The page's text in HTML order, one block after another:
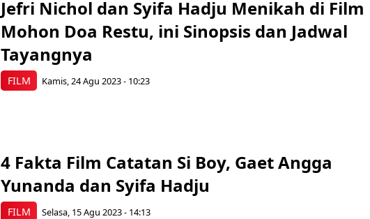
FILM
Jefri Nichol dan Syifa Hadju Menikah di Film
Mohon Doa Restu, ini Sinopsis dan Jadwal
Tayangnya
Kamis, 24 Agu 2023 - 10:23
FILM
4 Fakta Film Catatan Si Boy, Gaet Angga
Yunanda dan Syifa Hadju
Selasa, 15 Agu 2023 - 14:13